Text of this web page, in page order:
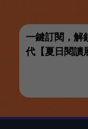
一鍵訂閱，解
代【夏日閱讀